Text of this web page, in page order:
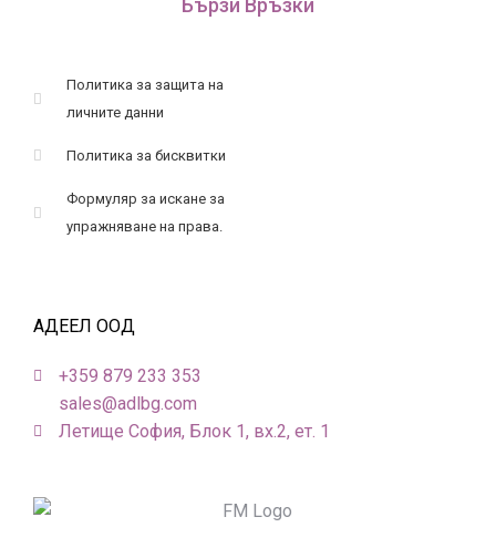
Бързи Връзки
Политика за защита на
личните данни
Политика за бисквитки
Формуляр за искане за
упражняване на права.
АДЕЕЛ ООД
+359 879 233 353
sales@adlbg.com
Летище София, Блок 1, вх.2, ет. 1